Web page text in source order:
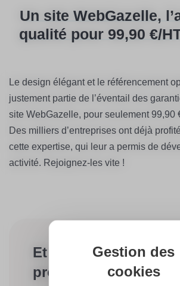
Un site WebGazelle,
qualité pour 99,90 €/
Le design élégant et le référencement
justement partie de l’éventail des
site WebGazelle, pour seulement 99,90
Des milliers d’entreprises ont déjà
cette expertise, qui leur a permis de
activité. Rejoignez-les vite !
Et si on discutait de
projet ?
Gestion des
cookies